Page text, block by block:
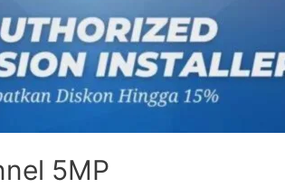
5MP